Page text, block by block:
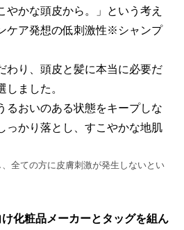
やかな頭皮から。」という考え
ケア発想の低刺激性※シャンプ
わり、頭皮と髪に本当に必要だ
しました。
るおいのある状態をキープしな
っかり落とし、すこやかな地肌
全ての方に皮膚刺激が発生しないとい
化粧品メーカーとタッグを組ん